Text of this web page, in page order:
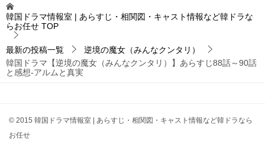
韓国ドラマ情報室 | あらすじ・相関図・キャスト情報など韓ドラな
らお任せ TOP
最新の投稿一覧
逆境の魔女（みんなクンタリ）
韓国ドラマ【逆境の魔女（みんなクンタリ）】あらすじ88話～90話
と感想-アルムと真実
© 2015 韓国ドラマ情報室 | あらすじ・相関図・キャスト情報など韓ドラなら
お任せ